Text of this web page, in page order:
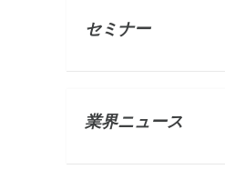
セミナー
業界ニュース